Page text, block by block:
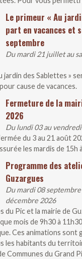
Le primeur « Au
part en vacances et
septembre
Du mardi 21 juillet au
jardin des Sablettes »
cause de vacances.
Fermeture de la
2026
Du lundi 03 au
du 3 au 21 août
les mardis de 15h
Programme des
Guzargues
Du mardi 08
décembre 2026
du Pic et la mairie de
mois de 9h30 à
Ces animations sont
les habitants du
Communes du Grand